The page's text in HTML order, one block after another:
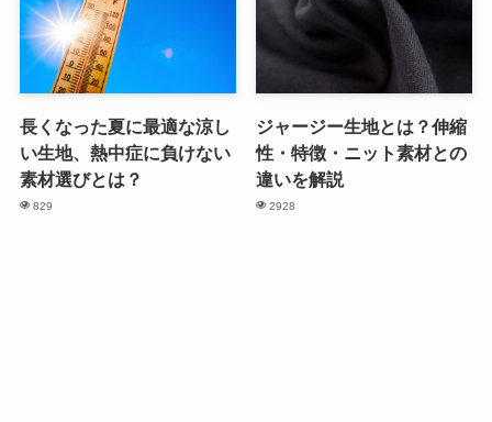
長くなった夏に最適な涼し
い生地、熱中症に負けない
素材選びとは？
829
ジャージー生地とは？伸縮
性・特徴・ニット素材との
違いを解説
2928